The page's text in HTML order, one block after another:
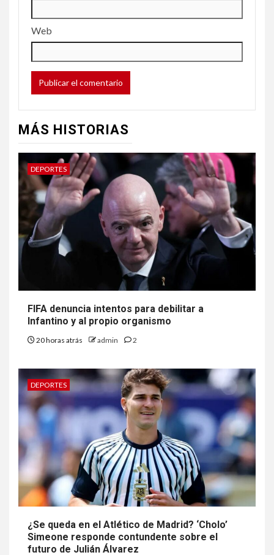
Web
MÁS HISTORIAS
DEPORTES
FIFA denuncia intentos para debilitar a
Infantino y al propio organismo
20 horas atrás admin 2
DEPORTES
¿Se queda en el Atlético de Madrid? ‘Cholo’
Simeone responde contundente sobre el
futuro de Julián Álvarez